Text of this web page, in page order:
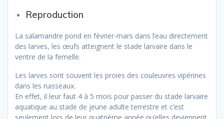
Reproduction
La salamandre pond en février-mars dans l’eau directement
des larves, les œufs atteignent le stade larvaire dans le
ventre de la femelle.
Les larves sont souvent les proies des couleuvres vipérines
dans les ruisseaux.
En effet, il leur faut 4 à 5 mois pour passer du stade larvaire
aquatique au stade de jeune adulte terrestre et c’est
seulement lors de leur quatrième année qu’elles deviennent